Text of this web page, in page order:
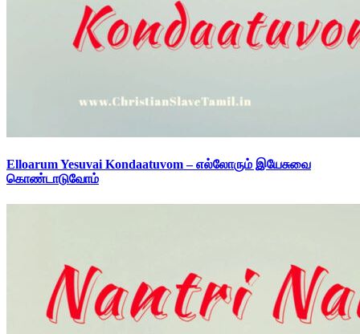
Elloarum Yesuvai Kondaatuvom – எல்லோரும் இயேசுவை
கொண்டாடுவோம்